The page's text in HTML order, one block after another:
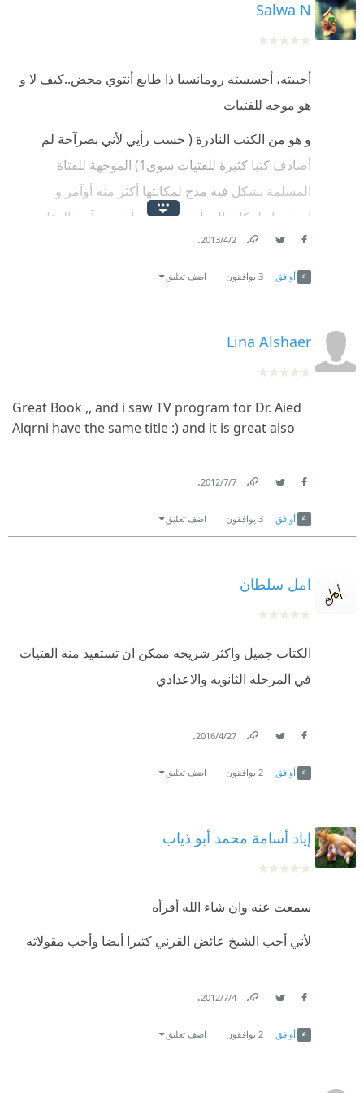
Salwa N
أحببته، أحسسته رومانسيا ذا طابع أنثوي محض..كيف لا و
هو موجه للفتيات
و هو من الكتب النادرة ( حسب رأيي لأني بصرآحة لم
أصادف كتبا كثيرة للفتيات سوى1) الموجهة للفتاة
المسلمة بشكل فيه مدح لمكانتها أكثر منه أوآمر و
استصغار لمكانة المرأة و يرى المرأة من زآوية العقل و
القدرة و ليس فقط الجمآل
2‏/4‏/2013
.
أوافق 3 يوافقون اضف تعليق
Lina Alshaer
Great Book ,, and i saw TV program for Dr. Aied
Alqrni have the same title :) and it is great also
7‏/7‏/2012
.
أوافق 3 يوافقون اضف تعليق
امل سلطان
الكتاب جميل واكثر شريحه ممكن ان تستفيد منه الفتيات
في المرحله الثانويه والاعدادي
27‏/4‏/2016
.
أوافق 2 يوافقون اضف تعليق
إياد أسامة محمد أبو ذياب
سمعت عنه وان شاء الله أقرأه
لأني أحب الشيخ عائض القرني كثيرا أيضا وأحب مقولاته
4‏/7‏/2012
.
أوافق 2 يوافقون اضف تعليق